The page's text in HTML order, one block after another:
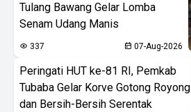
Tulang Bawang Gelar Lomba
Senam Udang Manis
337 07-Aug-2026
Peringati HUT ke-81 RI, Pemkab
Tubaba Gelar Korve Gotong Royong
dan Bersih-Bersih Serentak